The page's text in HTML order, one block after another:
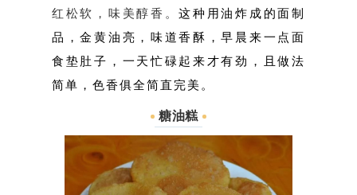
红松软，味美醇香。这种用油炸成的面制
品，金黄油亮，味道香酥，早晨来一点面
食垫肚子，一天忙碌起来才有劲，且做法
简单，色香俱全简直完美。
糖油糕